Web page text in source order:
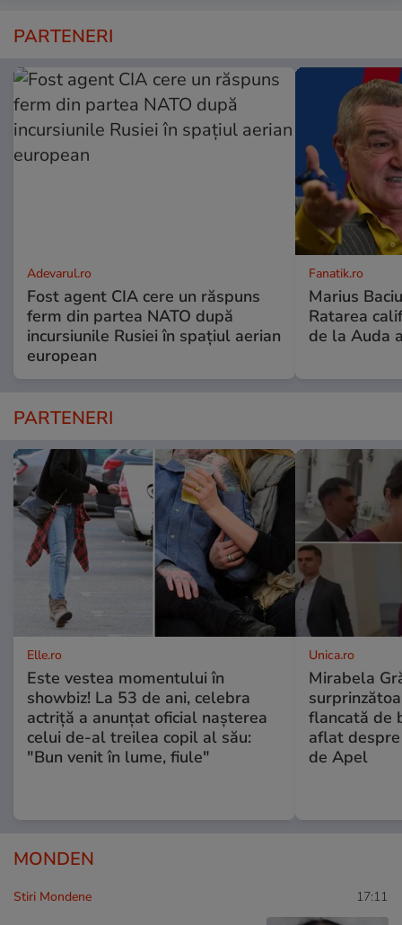
PARTENERI
Adevarul.ro
Fost agent CIA cere un răspuns
ferm din partea NATO după
incursiunile Rusiei în spațiul aerian
european
Fanatik.ro
Marius
Ratarea
de la Auda
PARTENERI
Elle.ro
Este vestea momentului în
showbiz! La 53 de ani, celebra
actriță a anunțat oficial nașterea
celui de-al treilea copil al său:
"Bun venit în lume, fiule"
Unica.ro
Mirabela
flancată de
aflat
de Apel
MONDEN
Stiri Mondene 17:11